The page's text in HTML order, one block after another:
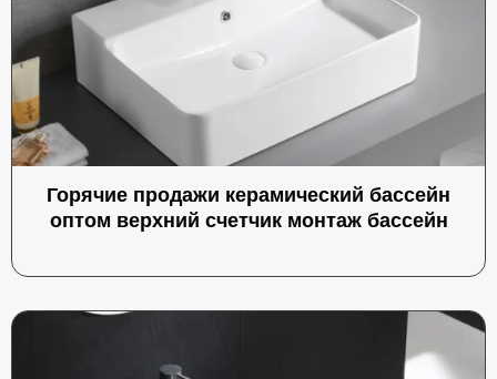
Горячие продажи керамический бассейн
оптом верхний счетчик монтаж бассейн